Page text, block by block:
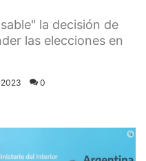
la decisión de
las elecciones en
0